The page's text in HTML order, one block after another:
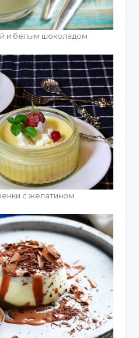
и белым шоколадом
с желатином